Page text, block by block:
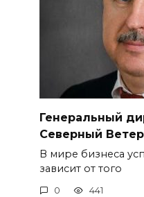
Генеральный
Северный
В мире бизнеса
зависит от того
0 441